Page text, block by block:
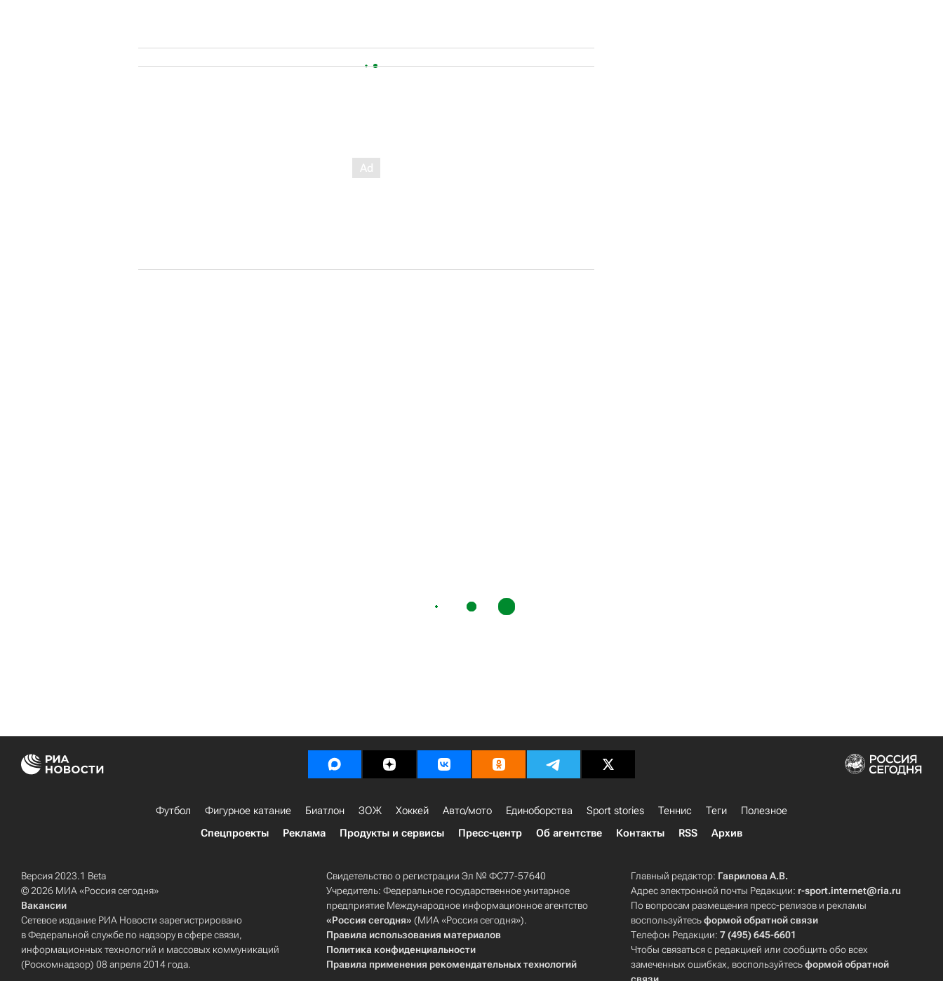
Футбол Фигурное катание Биатлон ЗОЖ Хоккей Авто/мото Единоборства Sport stories Теннис Теги
Полезное
Спецпроекты
Реклама Продукты и сервисы Пресс-центр Об агентстве Контакты RSS Архив
Версия 2023.1 Beta
© 2026 МИА «Россия сегодня»
Вакансии
Сетевое издание РИА Новости зарегистрировано
в Федеральной службе по надзору в сфере связи,
информационных технологий и массовых коммуникаций
(Роскомнадзор) 08 апреля 2014 года.
Свидетельство о регистрации Эл № ФС77-57640
Учредитель: Федеральное государственное унитарное
предприятие Международное информационное агентство
«Россия сегодня» (МИА «Россия сегодня»).
Правила использования материалов
Политика конфиденциальности
Правила применения рекомендательных технологий
Главный редактор: Гаврилова А.В.
Адрес электронной почты Редакции: r-sport.internet@ria.ru
По вопросам размещения пресс-релизов и рекламы
воспользуйтесьформой обратной связи
Телефон Редакции:7 (495) 645-6601
Чтобы связаться с редакцией или сообщить обо всех
замеченных ошибках, воспользуйтесьформой обратной